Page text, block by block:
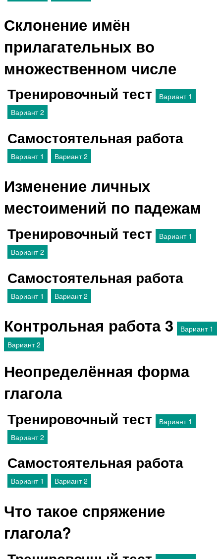
Склонение имён
прилагательных во
множественном числе
Тренировочный тест
Вариант 1
Вариант 2
Самостоятельная работа
Вариант 1 Вариант 2
Изменение личных
местоимений по падежам
Тренировочный тест
Вариант 1
Вариант 2
Самостоятельная работа
Вариант 1 Вариант 2
Контрольная работа 3
Вариант 1
Вариант 2
Неопределённая форма
глагола
Тренировочный тест
Вариант 1
Вариант 2
Самостоятельная работа
Вариант 1 Вариант 2
Что такое спряжение
глагола?